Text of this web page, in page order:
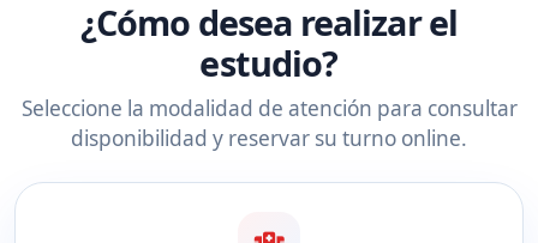
¿Cómo desea realizar el
estudio?
Seleccione la modalidad de atención para consultar
disponibilidad y reservar su turno online.